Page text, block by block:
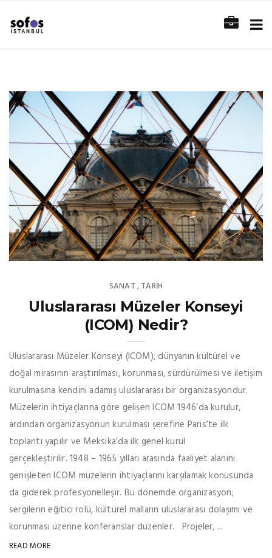
SANAT , TARİH
Uluslararası Müzeler Konseyi
(ICOM) Nedir?
Uluslararası Müzeler Konseyi (ICOM), dünyanın kültürel ve
doğal mirasının araştırılması, korunması, sürdürülmesi ve iletişim
kurulmasına kendini adamış uluslararası bir organizasyondur.
Müzelerin ihtiyaçlarına göre gelişen ICOM 1946’da kurulur,
ardından organizasyonun kurulması şerefine Paris’te ilk
toplantı yapılır ve Meksika’da ilk genel kurul
gerçekleştirilir. 1948 – 1965 yılları arasında faaliyet alanını
genişleten ICOM müzelerin ihtiyaçlarını karşılamak konusunda
da giderek profesyonelleşir. Bu dönemde organizasyon;
sergilerin eğitici rolü, kültürel malların uluslararası dolaşımı ve
korunması üzerine konferanslar düzenler. Projeler, ...
READ MORE